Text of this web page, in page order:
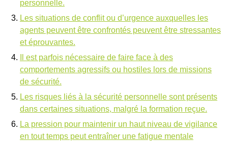
personnelle.
Les situations de conflit ou d’urgence auxquelles les
agents peuvent être confrontés peuvent être stressantes
et éprouvantes.
Il est parfois nécessaire de faire face à des
comportements agressifs ou hostiles lors de missions
de sécurité.
Les risques liés à la sécurité personnelle sont présents
dans certaines situations, malgré la formation reçue.
La pression pour maintenir un haut niveau de vigilance
en tout temps peut entraîner une fatigue mentale